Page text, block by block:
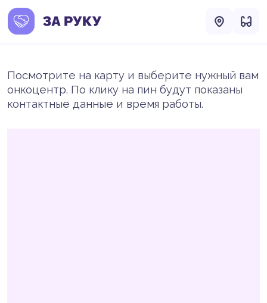
Посмотрите на карту и выберите нужный вам
онкоцентр. По клику на пин будут показаны
контактные данные и время работы.